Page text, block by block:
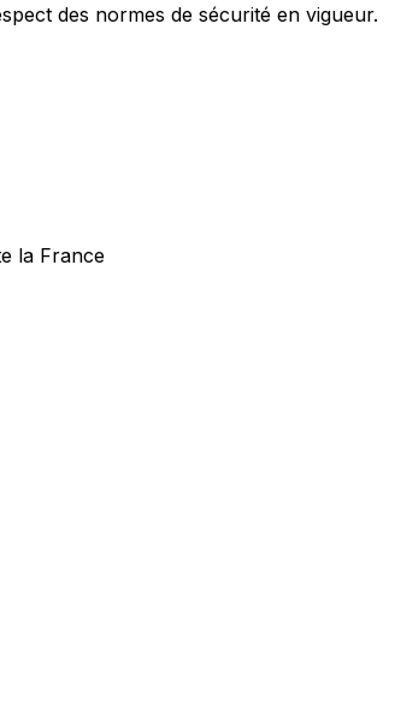
des normes de sécurité en vigueur.
la France